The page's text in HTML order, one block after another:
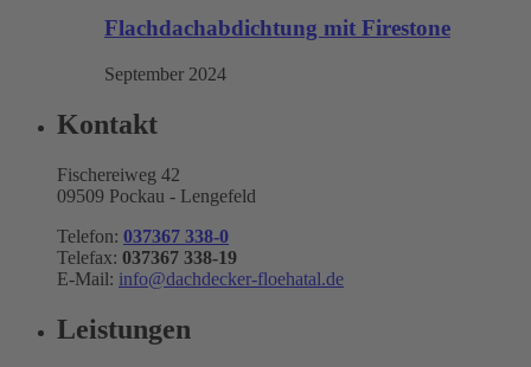
Flachdachabdichtung mit Firestone
September 2024
Kontakt
Fischereiweg 42
09509 Pockau - Lengefeld
Telefon: 037367 338-0
Telefax: 037367 338-19
E-Mail: info@dachdecker-floehatal.de
Leistungen